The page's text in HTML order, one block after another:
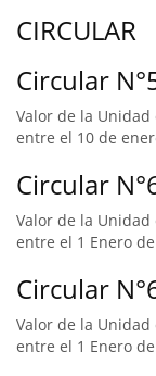
CIRCULAR
Circular
Valor de la
entre el 10 de
Circular
Valor de la
entre el 1 Enero
Circular
Valor de la
entre el 1 Enero